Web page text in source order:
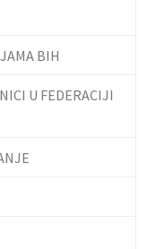
BIH
U FEDERACIJI